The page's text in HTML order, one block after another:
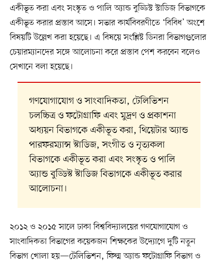
একীভূত করা এবং সংস্কৃত ও পালি অ্যান্ড বুড্ডিস্ট স্টাডিজ বিভাগকে
একীভূত করার প্রস্তাব আসে। সভার কার্যবিবরণীতে ‘বিবিধ’ অংশে
বিষয়টি উল্লেখ করা হয়েছে। এ বিষয়ে সংশ্লিষ্ট ডিনরা বিভাগগুলোর
চেয়ারম্যানদের সঙ্গে আলোচনা করে প্রস্তাব পেশ করবেন বলেও
সেখানে বলা হয়েছে।
গণযোগাযোগ ও সাংবাদিকতা, টেলিভিশন
চলচ্চিত্র ও ফটোগ্রাফি এবং মুদ্রণ ও প্রকাশনা
অধ্যয়ন বিভাগকে একীভূত করা, থিয়েটার অ্যান্ড
পারফরম্যান্স স্টাডিজ, সংগীত ও নৃত্যকলা
বিভাগকে একীভূত করা এবং সংস্কৃত ও পালি
অ্যান্ড বুড্ডিস্ট স্টাডিজ বিভাগকে একীভূত করার
আলোচনা।
২০১২ ও ২০১৫ সালে ঢাকা বিশ্ববিদ্যালয়ের গণযোগাযোগ ও
সাংবাদিকতা বিভাগের কয়েকজন শিক্ষকের উদ্যোগে দুটি নতুন
বিভাগ খোলা হয়—টেলিভিশন, ফিল্ম অ্যান্ড ফটোগ্রাফি বিভাগ ও